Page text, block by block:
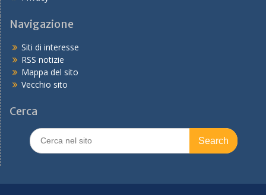
Navigazione
Siti di interesse
RSS notizie
Mappa del sito
Vecchio sito
Cerca
Search
for: